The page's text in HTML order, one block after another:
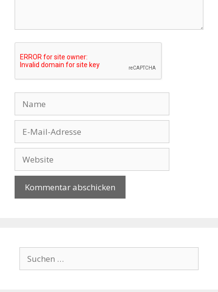
Mail-
Adresse
nach: